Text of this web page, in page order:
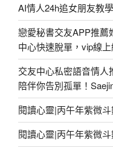
AI情人24h追女朋友教
戀愛秘書交友APP推薦
中心快速脫單，vip線
交友中心私密語音情
陪伴你告別孤單！
閱讀心靈|丙午年紫微
閱讀心靈|丙午年紫微